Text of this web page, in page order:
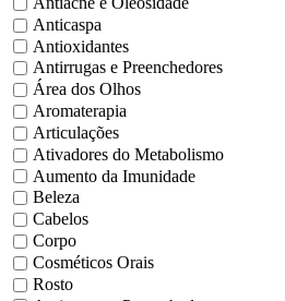
Anticaspa
Antioxidantes
Antirrugas e Preenchedores
Área dos Olhos
Aromaterapia
Articulações
Ativadores do Metabolismo
Aumento da Imunidade
Beleza
Cabelos
Corpo
Cosméticos Orais
Rosto